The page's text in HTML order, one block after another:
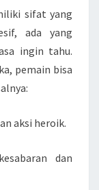
sifat yang
ada yang
ingin tahu.
pemain bisa
aksi heroik.
dan